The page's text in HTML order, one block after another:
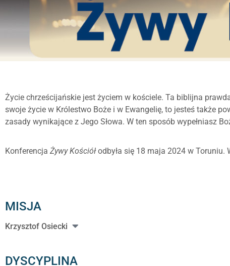
Życie chrześcijańskie jest życiem w kościele. Ta biblijna
swoje życie w Królestwo Boże i w Ewangelię, to jesteś także
zasady wynikające z Jego Słowa. W ten sposób wypełniasz
Konferencja Żywy Kościółodbyła się 18 maja 2024 w Toruniu.
MISJA
Krzysztof Osiecki
DYSCYPLINA